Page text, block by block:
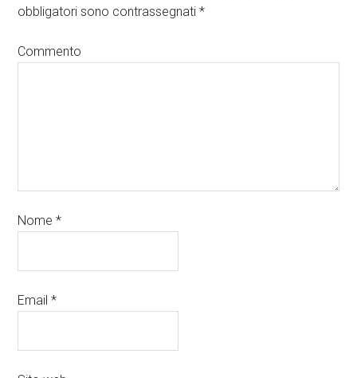
obbligatori sono contrassegnati*
Commento
Nome*
Email*